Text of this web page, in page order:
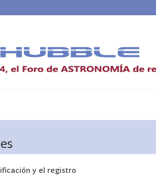
y el registro